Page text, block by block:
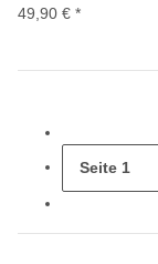
49,90 € *
Seite 1